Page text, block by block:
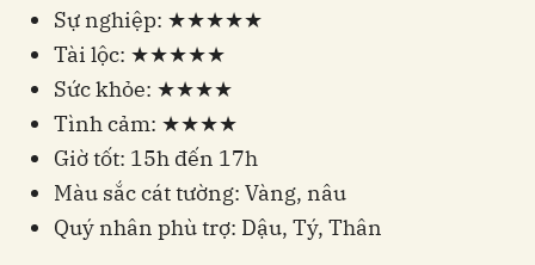
Sự nghiệp: ★★★★★
Tài lộc: ★★★★★
Sức khỏe: ★★★★
Tình cảm: ★★★★
Giờ tốt: 15h đến 17h
Màu sắc cát tường: Vàng, nâu
Quý nhân phù trợ: Dậu, Tý, Thân